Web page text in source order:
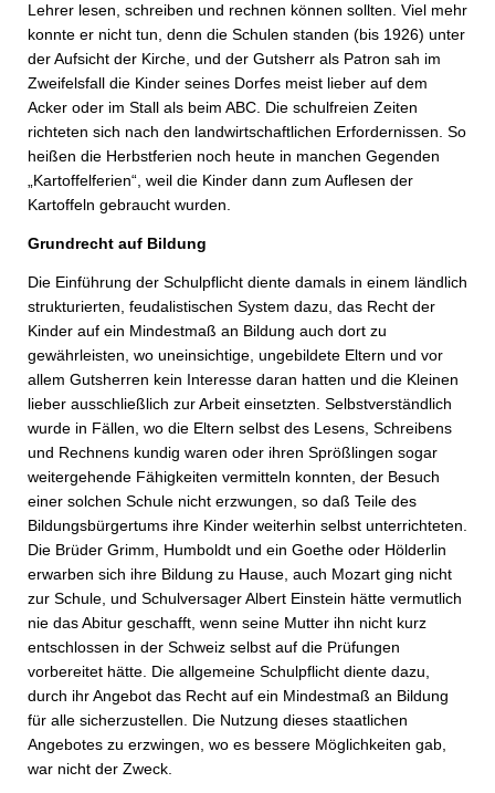
Lehrer lesen, schreiben und rechnen können sollten. Viel mehr
konnte er nicht tun, denn die Schulen standen (bis 1926) unter
der Aufsicht der Kirche, und der Gutsherr als Patron sah im
Zweifelsfall die Kinder seines Dorfes meist lieber auf dem
Acker oder im Stall als beim ABC. Die schulfreien Zeiten
richteten sich nach den landwirtschaftlichen Erfordernissen. So
heißen die Herbstferien noch heute in manchen Gegenden
„Kartoffelferien“, weil die Kinder dann zum Auflesen der
Kartoffeln gebraucht wurden.
Grundrecht auf Bildung
Die Einführung der Schulpflicht diente damals in einem ländlich
strukturierten, feudalistischen System dazu, das Recht der
Kinder auf ein Mindestmaß an Bildung auch dort zu
gewährleisten, wo uneinsichtige, ungebildete Eltern und vor
allem Gutsherren kein Interesse daran hatten und die Kleinen
lieber ausschließlich zur Arbeit einsetzten. Selbstverständlich
wurde in Fällen, wo die Eltern selbst des Lesens, Schreibens
und Rechnens kundig waren oder ihren Sprößlingen sogar
weitergehende Fähigkeiten vermitteln konnten, der Besuch
einer solchen Schule nicht erzwungen, so daß Teile des
Bildungsbürgertums ihre Kinder weiterhin selbst unterrichteten.
Die Brüder Grimm, Humboldt und ein Goethe oder Hölderlin
erwarben sich ihre Bildung zu Hause, auch Mozart ging nicht
zur Schule, und Schulversager Albert Einstein hätte vermutlich
nie das Abitur geschafft, wenn seine Mutter ihn nicht kurz
entschlossen in der Schweiz selbst auf die Prüfungen
vorbereitet hätte. Die allgemeine Schulpflicht diente dazu,
durch ihr Angebot das Recht auf ein Mindestmaß an Bildung
für alle sicherzustellen. Die Nutzung dieses staatlichen
Angebotes zu erzwingen, wo es bessere Möglichkeiten gab,
war nicht der Zweck.